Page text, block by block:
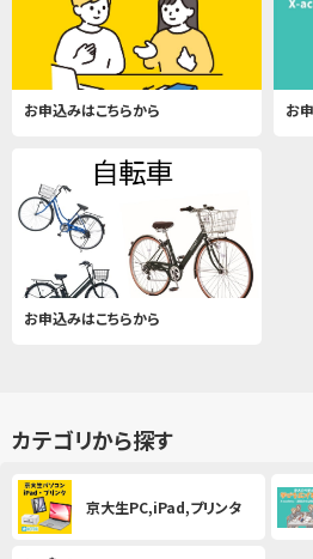
お申込みはこちらから お
お申込みはこちらから
カテゴリから探す
京大生PC,iPad,プリンタ